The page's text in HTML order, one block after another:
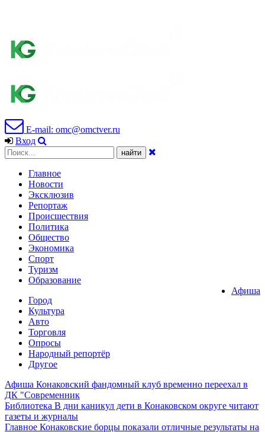
E-mail: omc@omctver.ru
Вход
Главное
Новости
Эксклюзив
Репортаж
Происшествия
Политика
Общество
Экономика
Спорт
Туризм
Образование
Афиша
Город
Культура
Авто
Торговля
Опросы
Народный репортёр
Другое
Афиша Конаковский фандомный клуб временно переехал в
ДК "Современник
Библиотека В дни каникул дети в Конаковском округе читают
газеты и журналы
Главное Конаковские борцы показали отличные результаты на